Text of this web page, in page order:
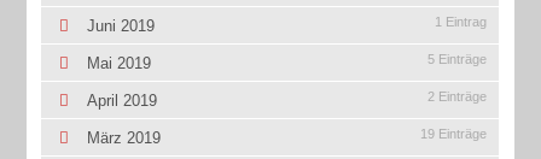
Juni 2019 1 Eintrag
Mai 2019 5 Einträge
April 2019 2 Einträge
März 2019 19 Einträge